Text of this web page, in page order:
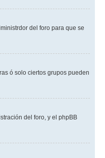
del foro para que se
ó solo ciertos grupos pueden
del foro, y el phpBB